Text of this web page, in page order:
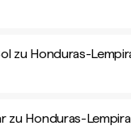
zu Honduras-
zu Honduras-Lempira